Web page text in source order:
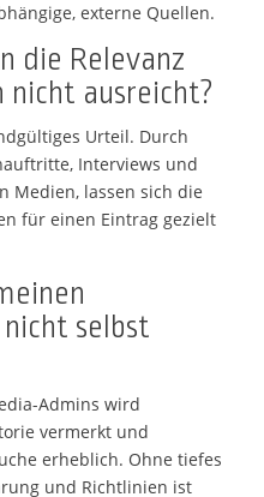
externe Quellen.
die Relevanz
nicht ausreicht?
Urteil. Durch
Interviews und
Medien, lassen sich die
für einen Eintrag gezielt
selbst
Admins wird
vermerkt und
erheblich. Ohne tiefes
und Richtlinien ist